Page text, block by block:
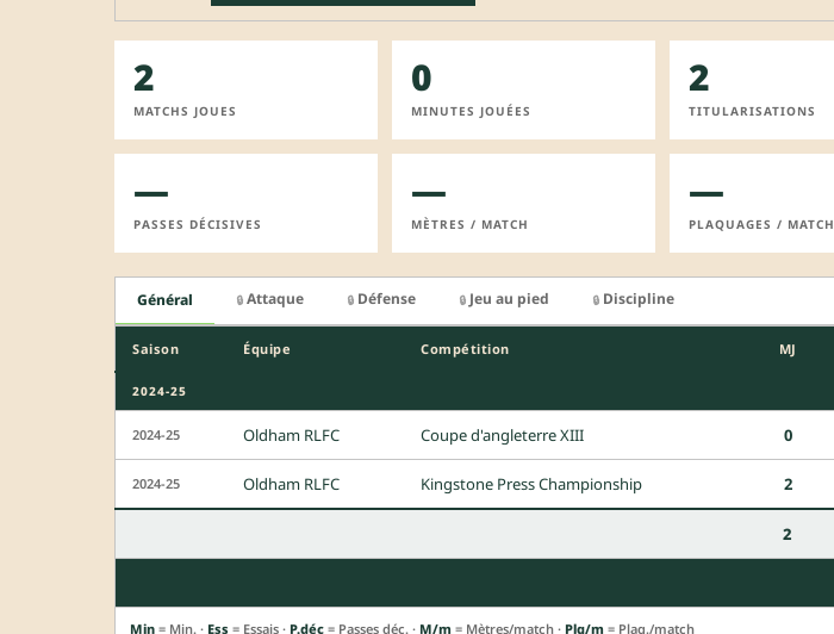
2
MATCHS JOUES
0
MINUTES JOUÉES
2
TITULARISATIONS
—
PASSES DÉCISIVES
—
MÈTRES / MATCH
—
PLAQUAGES / MATCH
Général 🔒 Attaque 🔒 Défense 🔒 Jeu au pied 🔒 Discipline
Saison Équipe Compétition MJ
2024-25
2024-25 Oldham RLFC Coupe d'angleterre XIII 0
2024-25 Oldham RLFC Kingstone Press Championship 2
2
Min = Min. · Ess = Essais · P.déc = Passes déc. · M/m = Mètres/match · Plq/m = Plaq./match